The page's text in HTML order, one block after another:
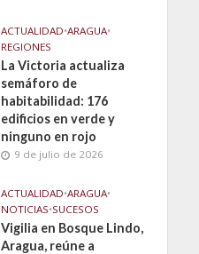
ACTUALIDAD•ARAGUA•
REGIONES
La Victoria actualiza
semáforo de
habitabilidad: 176
edificios en verde y
ninguno en rojo
9 de julio de 2026
ACTUALIDAD•ARAGUA•
NOTICIAS•SUCESOS
Vigilia en Bosque Lindo,
Aragua, reúne a